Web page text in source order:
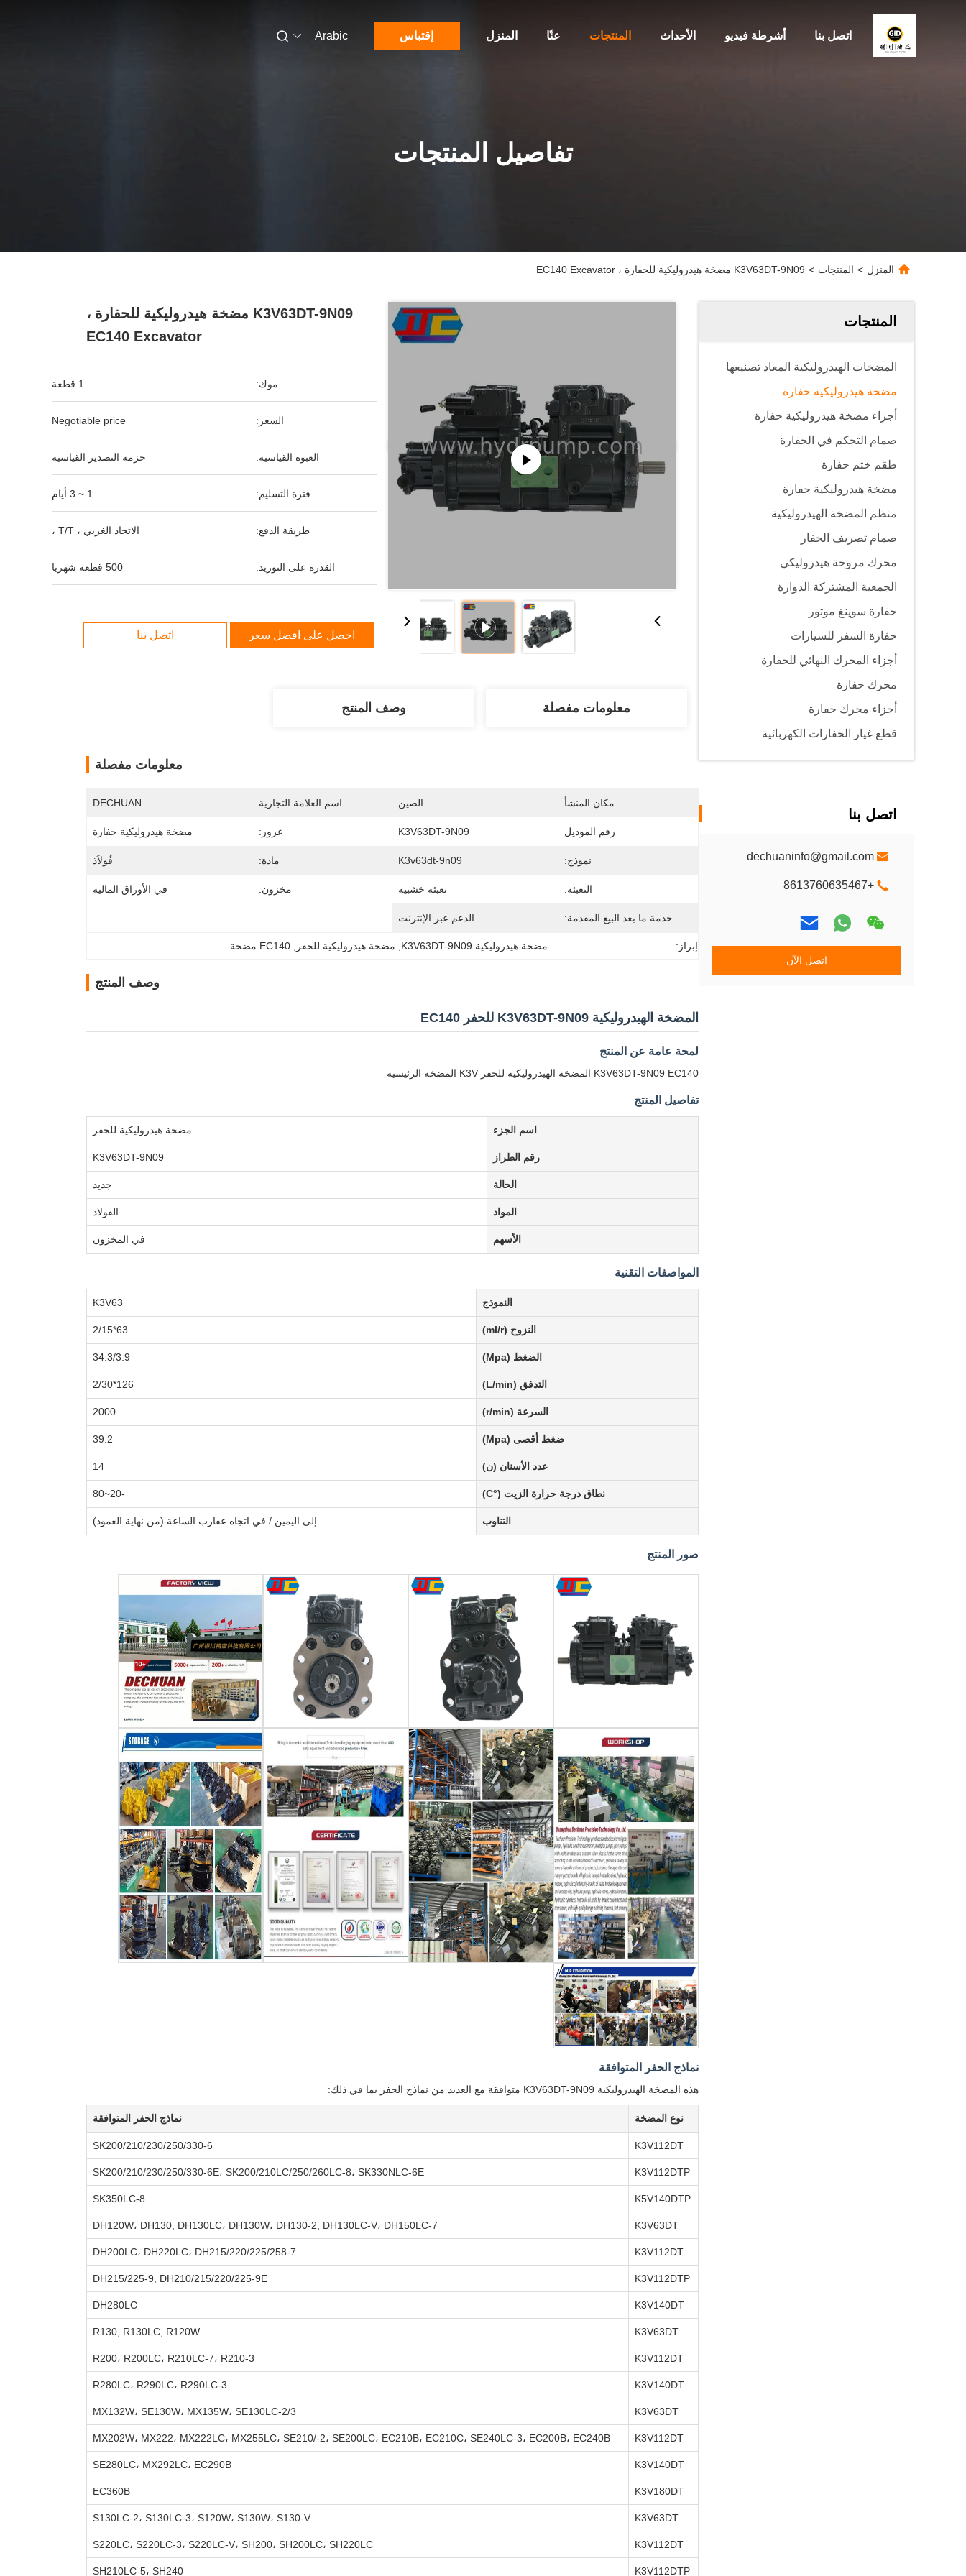
المنزل عنّا المنتجات الأحداث أشرطة فيديو اتصل بنا إقتباس Arabic
تفاصيل المنتجات
المنزل > المنتجات > K3V63DT-9N09 مضخة هيدروليكية للحفارة ، EC140 Excavator
المنتجات
المضخات الهيدروليكية المعاد تصنيعها
مضخة هيدروليكية حفارة
أجزاء مضخة هيدروليكية حفارة
صمام التحكم في الحفارة
طقم ختم حفارة
مضخة هيدروليكية حفارة
منظم المضخة الهيدروليكية
صمام تصريف الحفار
محرك مروحة هيدروليكي
الجمعية المشتركة الدوارة
حفارة سوينغ موتور
حفارة السفر للسيارات
أجزاء المحرك النهائي للحفارة
محرك حفارة
أجزاء محرك حفارة
قطع غيار الحفارات الكهربائية
اتصل بنا
dechuaninfo@gmail.com
+8613760635467
اتصل الآن
K3V63DT-9N09 مضخة هيدروليكية للحفارة ،
EC140 Excavator
موك: 1 قطعة
السعر: Negotiable price
العبوة القياسية: حزمة التصدير القياسية
فترة التسليم: 1 ~ 3 أيام
طريقة الدفع: الاتحاد الغربي ، T/T ،
القدرة على التوريد: 500 قطعة شهريا
احصل على أفضل سعر اتصل بنا
معلومات مفصلة وصف المنتج
معلومات مفصلة
مكان المنشأ الصين اسم العلامة التجارية DECHUAN
رقم الموديل K3V63DT-9N09 غرور: مضخة هيدروليكية حفارة
نموذج: K3v63dt-9n09 مادة: فُولاَذ
التعبئة: تعبئة خشبية مخزون: في الأوراق المالية
خدمة ما بعد البيع المقدمة: الدعم عبر الإنترنت
إبراز: مضخة هيدروليكية K3V63DT-9N09 مضخة هيدروليكية للحفر , EC140 مضخة
وصف المنتج
المضخة الهيدروليكية K3V63DT-9N09 للحفر EC140
لمحة عامة عن المنتج
K3V63DT-9N09 EC140 المضخة الهيدروليكية للحفر K3V المضخة الرئيسية
تفاصيل المنتج
اسم الجزء مضخة هيدروليكية للحفر
رقم الطراز K3V63DT-9N09
الحالة جديد
المواد الفولاذ
الأسهم في المخزون
المواصفات التقنية
النموذج K3V63
النزوح (ml/r) 63*2/15
الضغط (Mpa) 34.3/3.9
التدفق (L/min) 126*2/30
السرعة (r/min) 2000
ضغط أقصى (Mpa) 39.2
عدد الأسنان (ن) 14
نطاق درجة حرارة الزيت (°C) -20~80
التناوب إلى اليمين / في اتجاه عقارب الساعة (من نهاية العمود)
صور المنتج
نماذج الحفر المتوافقة
هذه المضخة الهيدروليكية K3V63DT-9N09 متوافقة مع العديد من نماذج الحفر بما في ذلك:
نوع المضخة نماذج الحفر المتوافقة
K3V112DT
SK200/210/230/250/330-6
K3V112DTP SK200/210/230/250/330-6E، SK200/210LC/250/260LC-8، SK330NLC-6E
K5V140DTP
SK350LC-8
K3V63DT DH120W، DH130, DH130LC، DH130W، DH130-2, DH130LC-V، DH150LC-7
K3V112DT DH200LC، DH220LC، DH215/220/225/258-7
K3V112DTP
DH215/225-9, DH210/215/220/225-9E
K3V140DT
DH280LC
K3V63DT
R130, R130LC, R120W
K3V112DT R200، R200LC، R210LC-7، R210-3
K3V140DT R280LC، R290LC، R290LC-3
K3V63DT MX132W، SE130W، MX135W، SE130LC-2/3
K3V112DT MX202W، MX222، MX222LC، MX255LC، SE210/-2، SE200LC، EC210B، EC210C، SE240LC-3، EC200B، EC240B
K3V140DT SE280LC، MX292LC، EC290B
K3V180DT
EC360B
K3V63DT S130LC-2، S130LC-3، S120W، S130W، S130-V
K3V112DT S220LC، S220LC-3، S220LC-V، SH200، SH200LC، SH220LC
K3V112DTP SH210LC-5، SH240